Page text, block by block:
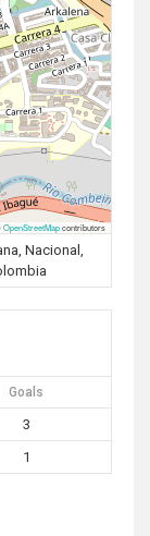
OpenStreetMapcontributors
Nacional,
Goals
3
1